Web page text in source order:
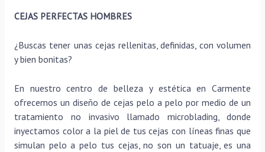
CEJAS PERFECTAS HOMBRES
¿Buscas tener unas cejas rellenitas, definidas, con volumen
y bien bonitas?
En nuestro centro de belleza y estética en Carmente
ofrecemos un diseño de cejas pelo a pelo por medio de un
tratamiento no invasivo llamado microblading, donde
inyectamos color a la piel de tus cejas con líneas finas que
simulan pelo a pelo tus cejas, no son un tatuaje, es una